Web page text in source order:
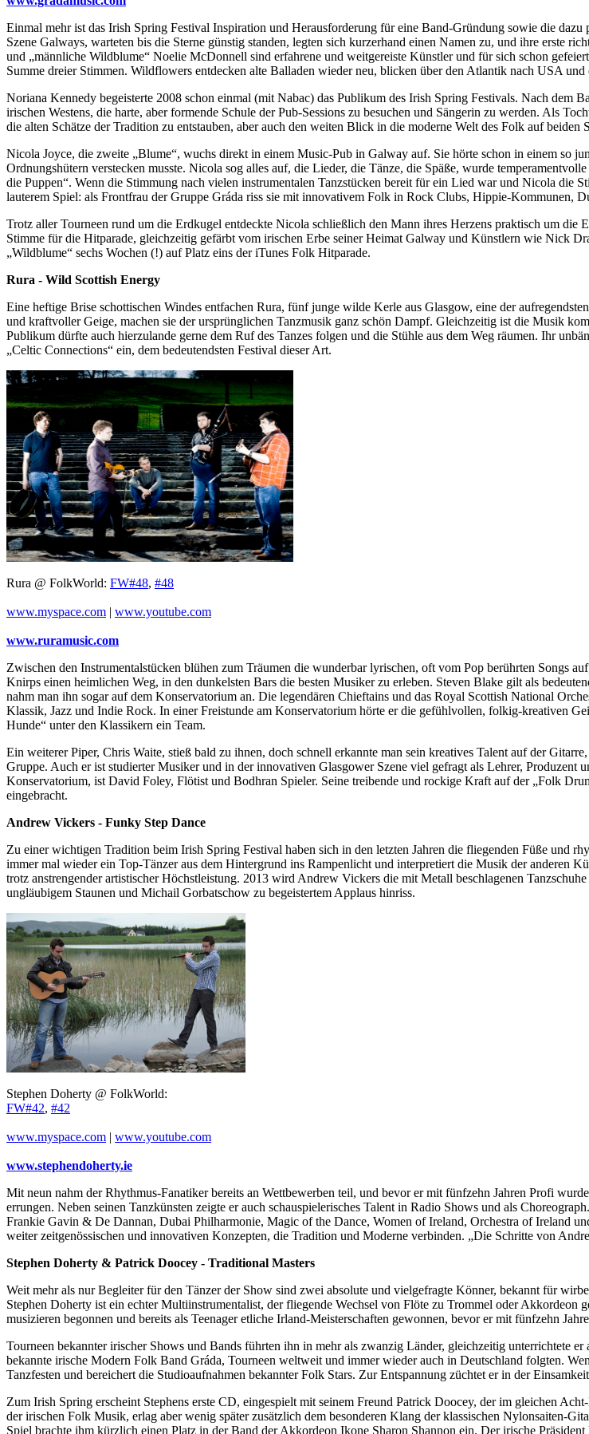
Einmal mehr ist das Irish Spring Festival Inspiration und Herausforderung für eine Band-Gründung sowie die
Szene Galways, warteten bis die Sterne günstig standen, legten sich kurzerhand einen Namen zu, und ihre erste
und „männliche Wildblume“ Noelie McDonnell sind erfahrene und weitgereiste Künstler und für sich schon
Summe dreier Stimmen. Wildflowers entdecken alte Balladen wieder neu, blicken über den Atlantik nach USA
Noriana Kennedy begeisterte 2008 schon einmal (mit Nabac) das Publikum des Irish Spring Festivals. Nach
irischen Westens, die harte, aber formende Schule der Pub-Sessions zu besuchen und Sängerin zu werden. Als
die alten Schätze der Tradition zu entstauben, aber auch den weiten Blick in die moderne Welt des Folk auf beiden
Nicola Joyce, die zweite „Blume“, wuchs direkt in einem Music-Pub in Galway auf. Sie hörte schon in einem so
Ordnungshütern verstecken musste. Nicola sog alles auf, die Lieder, die Tänze, die Späße, wurde
die Puppen“. Wenn die Stimmung nach vielen instrumentalen Tanzstücken bereit für ein Lied war und Nicola die
lauterem Spiel: als Frontfrau der Gruppe Gráda riss sie mit innovativem Folk in Rock Clubs, Hippie-Kommunen,
Trotz aller Tourneen rund um die Erdkugel entdeckte Nicola schließlich den Mann ihres Herzens praktisch um
Stimme für die Hitparade, gleichzeitig gefärbt vom irischen Erbe seiner Heimat Galway und Künstlern wie Nick
„Wildblume“ sechs Wochen (!) auf Platz eins der iTunes Folk Hitparade.
Rura - Wild Scottish Energy
Eine heftige Brise schottischen Windes entfachen Rura, fünf junge wilde Kerle aus Glasgow, eine der
und kraftvoller Geige, machen sie der ursprünglichen Tanzmusik ganz schön Dampf. Gleichzeitig ist die Musik
Publikum dürfte auch hierzulande gerne dem Ruf des Tanzes folgen und die Stühle aus dem Weg räumen. Ihr
„Celtic Connections“ ein, dem bedeutendsten Festival dieser Art.
Rura @ FolkWorld: FW#48, #48
www.myspace.com | www.youtube.com
www.ruramusic.com
Zwischen den Instrumentalstücken blühen zum Träumen die wunderbar lyrischen, oft vom Pop berührten Songs
Knirps einen heimlichen Weg, in den dunkelsten Bars die besten Musiker zu erleben. Steven Blake gilt als
nahm man ihn sogar auf dem Konservatorium an. Die legendären Chieftains und das Royal Scottish National
Klassik, Jazz und Indie Rock. In einer Freistunde am Konservatorium hörte er die gefühlvollen, folkig-kreativen
Hunde“ unter den Klassikern ein Team.
Ein weiterer Piper, Chris Waite, stieß bald zu ihnen, doch schnell erkannte man sein kreatives Talent auf der
Gruppe. Auch er ist studierter Musiker und in der innovativen Glasgower Szene viel gefragt als Lehrer, Produzent
Konservatorium, ist David Foley, Flötist und Bodhran Spieler. Seine treibende und rockige Kraft auf der „Folk
eingebracht.
Andrew Vickers - Funky Step Dance
Zu einer wichtigen Tradition beim Irish Spring Festival haben sich in den letzten Jahren die fliegenden Füße und
immer mal wieder ein Top-Tänzer aus dem Hintergrund ins Rampenlicht und interpretiert die Musik der anderen
trotz anstrengender artistischer Höchstleistung. 2013 wird Andrew Vickers die mit Metall beschlagenen
ungläubigem Staunen und Michail Gorbatschow zu begeistertem Applaus hinriss.
Stephen Doherty @ FolkWorld:
FW#42, #42
www.myspace.com | www.youtube.com
www.stephendoherty.ie
Mit neun nahm der Rhythmus-Fanatiker bereits an Wettbewerben teil, und bevor er mit fünfzehn Jahren Profi
errungen. Neben seinen Tanzkünsten zeigte er auch schauspielerisches Talent in Radio Shows und als
Frankie Gavin & De Dannan, Dubai Philharmonie, Magic of the Dance, Women of Ireland, Orchestra of Ireland
weiter zeitgenössischen und innovativen Konzepten, die Tradition und Moderne verbinden. „Die Schritte von
Stephen Doherty & Patrick Doocey - Traditional Masters
Weit mehr als nur Begleiter für den Tänzer der Show sind zwei absolute und vielgefragte Könner, bekannt für
Stephen Doherty ist ein echter Multiinstrumentalist, der fliegende Wechsel von Flöte zu Trommel oder
musizieren begonnen und bereits als Teenager etliche Irland-Meisterschaften gewonnen, bevor er mit fünfzehn
Tourneen bekannter irischer Shows und Bands führten ihn in mehr als zwanzig Länder, gleichzeitig unterrichtete
bekannte irische Modern Folk Band Gráda, Tourneen weltweit und immer wieder auch in Deutschland folgten.
Tanzfesten und bereichert die Studioaufnahmen bekannter Folk Stars. Zur Entspannung züchtet er in der
Zum Irish Spring erscheint Stephens erste CD, eingespielt mit seinem Freund Patrick Doocey, der im gleichen
der irischen Folk Musik, erlag aber wenig später zusätzlich dem besonderen Klang der klassischen Nylonsaiten-
Spiel brachte ihm kürzlich einen Platz in der Band der Akkordeon Ikone Sharon Shannon ein. Der irische